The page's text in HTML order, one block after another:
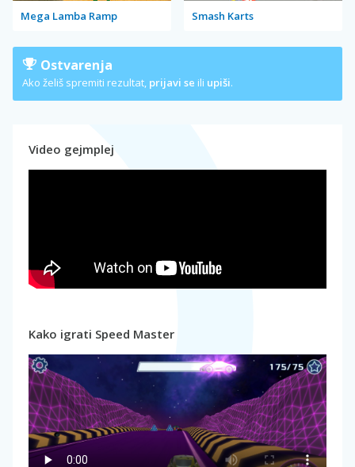
Mega Lamba Ramp Smash Karts
Ostvarenja
Ako želiš spremiti rezultat, prijavi se ili upiši.
Video gejmplej
Kako igrati Speed Master